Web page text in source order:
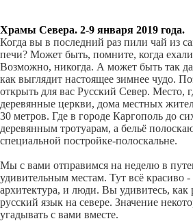
Храмы Севера. 2-9 января 2019 года.
Когда вы в последний раз пили чай из
печи? Может быть, помните, когда
Возможно, никогда. А может быть так
как выглядит настоящее зимнее чудо.
открыть для вас Русский Север. Место,
деревянные церкви, дома местных
30 метров. Где в городе Каргополь до
деревянным тротуарам, а бельё
специальной постройке-полоскальне.
Мы с вами отправимся на неделю в
удивительным местам. Тут всё красиво
архитектура, и люди. Вы удивитесь, как
русский язык на севере. Значение
угадывать с вами вместе.